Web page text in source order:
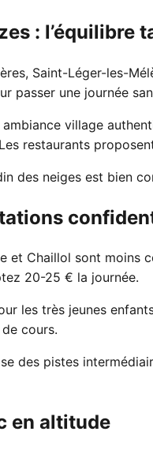
: l’équilibre
Saint-Léger-les-
passer une journée
village
restaurants
des neiges est bien
et Chaillol sont
20-25 € la journée.
les très jeunes
cours.
des pistes
en altitude